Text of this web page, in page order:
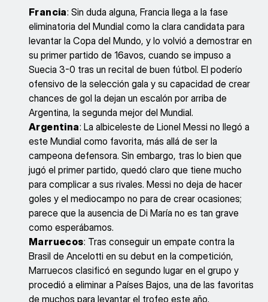
Francia: Sin duda alguna, Francia llega a la fase
eliminatoria del Mundial como la clara candidata para
levantar la Copa del Mundo, y lo volvió a demostrar en
su primer partido de 16avos, cuando se impuso a
Suecia 3-0 tras un recital de buen fútbol. El poderío
ofensivo de la selección gala y su capacidad de crear
chances de gol la dejan un escalón por arriba de
Argentina, la segunda mejor del Mundial.
Argentina: La albiceleste de Lionel Messi no llegó a
este Mundial como favorita, más allá de ser la
campeona defensora. Sin embargo, tras lo bien que
jugó el primer partido, quedó claro que tiene mucho
para complicar a sus rivales. Messi no deja de hacer
goles y el mediocampo no para de crear ocasiones;
parece que la ausencia de Di María no es tan grave
como esperábamos.
Marruecos: Tras conseguir un empate contra la
Brasil de Ancelotti en su debut en la competición,
Marruecos clasificó en segundo lugar en el grupo y
procedió a eliminar a Países Bajos, una de las favoritas
de muchos para levantar el trofeo este año.